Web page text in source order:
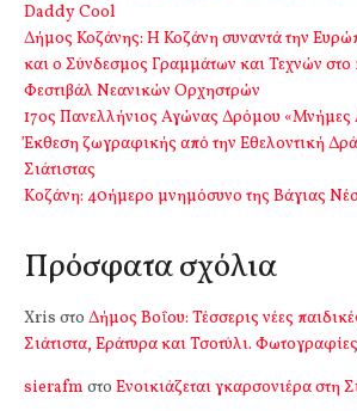
Daddy Cool
Δήμος Κοζάνης: Η Κοζάνη συναντά την
και ο Σύνδεσμος Γραμμάτων και Τεχνών στο
Φεστιβάλ Νεανικών Ορχηστρών
17ος Πανελλήνιος Αγώνας Δρόμου «Μνήμες
Έκθεση ζωγραφικής από την Εθελοντική
Σιάτιστας
Kοζάνη: 40ήμερο μνημόσυνο της Βάγιας
Πρόσφατα σχόλια
Xris στο Δήμος Βοΐου: Τέσσερις νέες
Σιάτιστα, Εράτυρα και Τσοτύλι. Φωτογραφίες
sierafm στο Ενοικιάζεται γκαρσονιέρα στη